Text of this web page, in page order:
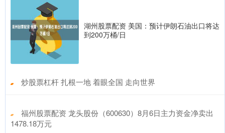
湖州股票配资 美国：预计伊朗石油出口将达
到200万桶/日
​炒股票杠杆 扎根一地 着眼全国 走向世界
​福州股票配资 龙头股份（600630）8月6日主力资金净卖出
1478.18万元